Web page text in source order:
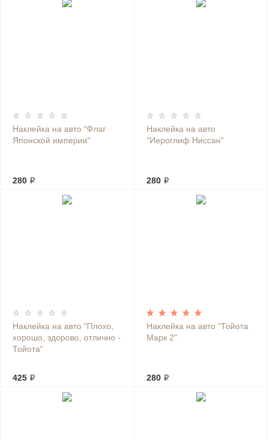
Наклейка на авто "Флаг
Японской империи"
280 ₽
Наклейка на авто
"Иероглиф Ниссан"
280 ₽
Наклейка на авто "Плохо,
хорошо, здорово, отлично -
Тойота"
425 ₽
Наклейка на авто "Тойота
Марк 2"
280 ₽